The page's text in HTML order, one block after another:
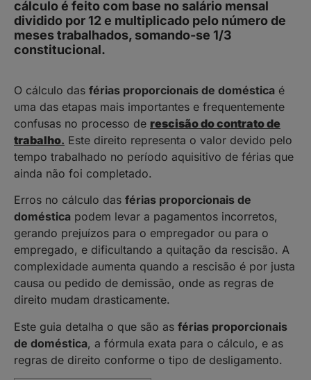
cálculo é feito com base no salário mensal
dividido por 12 e multiplicado pelo número de
meses trabalhados, somando-se 1/3
constitucional.
O cálculo das férias proporcionais de doméstica é
uma das etapas mais importantes e frequentemente
confusas no processo de rescisão do contrato de
trabalho. Este direito representa o valor devido pelo
tempo trabalhado no período aquisitivo de férias que
ainda não foi completado.
Erros no cálculo das férias proporcionais de
doméstica podem levar a pagamentos incorretos,
gerando prejuízos para o empregador ou para o
empregado, e dificultando a quitação da rescisão. A
complexidade aumenta quando a rescisão é por justa
causa ou pedido de demissão, onde as regras de
direito mudam drasticamente.
Este guia detalha o que são as férias proporcionais
de doméstica, a fórmula exata para o cálculo, e as
regras de direito conforme o tipo de desligamento.